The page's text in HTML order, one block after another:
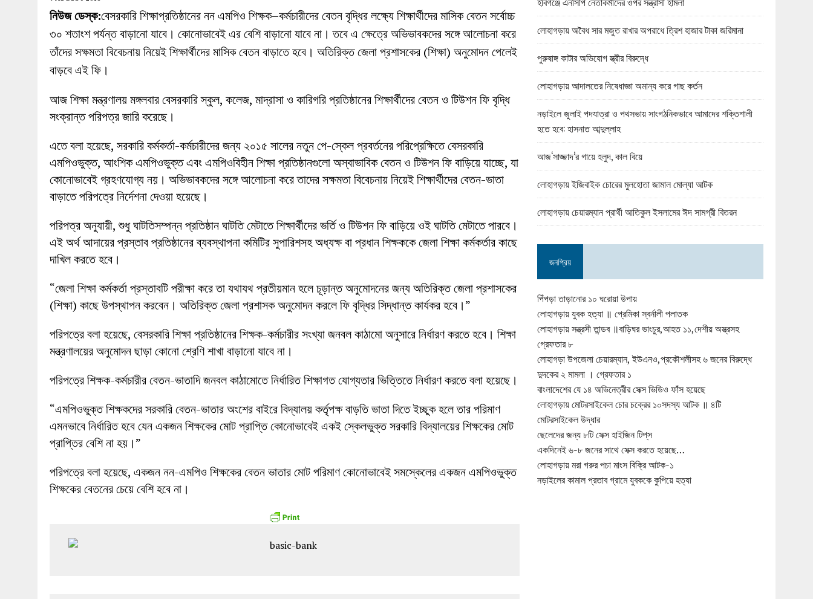
27 MAY 2026 | লোহাগড়ায় চেয়ারম্যান প্রার্থী আতিকুল ইসলামের ঈদ সামগ্রী বিতরন
1 AUGUST 2026 | লোহাগড়ায় জাল দলিলে নামজারি ॥ এসিল্যান্ড অফিসে ভয়াবহ দুর্নীতি
নিউজ ডেস্ক:বেসরকারি শিক্ষাপ্রতিষ্ঠানের নন এমপিও শিক্ষক–কর্মচারীদের বেতন বৃদ্ধির লক্ষ্যে শিক্ষার্থীদের মাসিক বেতন সর্বোচ্চ
৩০ শতাংশ পর্যন্ত বাড়ানো যাবে। কোনোভাবেই এর বেশি বাড়ানো যাবে না। তবে এ ক্ষেত্রে অভিভাবকদের সঙ্গে আলোচনা করে
তাঁদের সক্ষমতা বিবেচনায় নিয়েই শিক্ষার্থীদের মাসিক বেতন বাড়াতে হবে। অতিরিক্ত জেলা প্রশাসকের (শিক্ষা) অনুমোদন পেলেই
বাড়বে এই ফি।
আজ শিক্ষা মন্ত্রণালয় মঙ্গলবার বেসরকারি স্কুল, কলেজ, মাদ্রাসা ও কারিগরি প্রতিষ্ঠানের শিক্ষার্থীদের বেতন ও টিউশন ফি বৃদ্ধি
সংক্রান্ত পরিপত্র জারি করেছে।
এতে বলা হয়েছে, সরকারি কর্মকর্তা-কর্মচারীদের জন্য ২০১৫ সালের নতুন পে-স্কেল প্রবর্তনের পরিপ্রেক্ষিতে বেসরকারি
এমপিওভুক্ত, আংশিক এমপিওভুক্ত এবং এমপিওবিহীন শিক্ষা প্রতিষ্ঠানগুলো অস্বাভাবিক বেতন ও টিউশন ফি বাড়িয়ে যাচ্ছে, যা
কোনোভাবেই গ্রহণযোগ্য নয়। অভিভাবকদের সঙ্গে আলোচনা করে তাদের সক্ষমতা বিবেচনায় নিয়েই শিক্ষার্থীদের বেতন-ভাতা
বাড়াতে পরিপত্রে নির্দেশনা দেওয়া হয়েছে।
পরিপত্র অনুযায়ী, শুধু ঘাটতিসম্পন্ন প্রতিষ্ঠান ঘাটতি মেটাতে শিক্ষার্থীদের ভর্তি ও টিউশন ফি বাড়িয়ে ওই ঘাটতি মেটাতে পারবে।
এই অর্থ আদায়ের প্রস্তাব প্রতিষ্ঠানের ব্যবস্থাপনা কমিটির সুপারিশসহ অধ্যক্ষ বা প্রধান শিক্ষককে জেলা শিক্ষা কর্মকর্তার কাছে
দাখিল করতে হবে।
“জেলা শিক্ষা কর্মকর্তা প্রস্তাবটি পরীক্ষা করে তা যথাযথ প্রতীয়মান হলে চূড়ান্ত অনুমোদনের জন্য অতিরিক্ত জেলা প্রশাসকের
(শিক্ষা) কাছে উপস্থাপন করবেন। অতিরিক্ত জেলা প্রশাসক অনুমোদন করলে ফি বৃদ্ধির সিদ্ধান্ত কার্যকর হবে।”
পরিপত্রে বলা হয়েছে, বেসরকারি শিক্ষা প্রতিষ্ঠানের শিক্ষক-কর্মচারীর সংখ্যা জনবল কাঠামো অনুসারে নির্ধারণ করতে হবে। শিক্ষা
মন্ত্রণালয়ের অনুমোদন ছাড়া কোনো শ্রেণি শাখা বাড়ানো যাবে না।
পরিপত্রে শিক্ষক-কর্মচারীর বেতন-ভাতাদি জনবল কাঠামোতে নির্ধারিত শিক্ষাগত যোগ্যতার ভিত্তিতে নির্ধারণ করতে বলা হয়েছে।
“এমপিওভুক্ত শিক্ষকদের সরকারি বেতন-ভাতার অংশের বাইরে বিদ্যালয় কর্তৃপক্ষ বাড়তি ভাতা দিতে ইচ্ছুক হলে তার পরিমাণ
এমনভাবে নির্ধারিত হবে যেন একজন শিক্ষকের মোট প্রাপ্তি কোনোভাবেই একই স্কেলভুক্ত সরকারি বিদ্যালয়ের শিক্ষকের মোট
প্রাপ্তির বেশি না হয়।”
পরিপত্রে বলা হয়েছে, একজন নন-এমপিও শিক্ষকের বেতন ভাতার মোট পরিমাণ কোনোভাবেই সমস্কেলের একজন এমপিওভুক্ত
শিক্ষকের বেতনের চেয়ে বেশি হবে না।
লোহাগড়ায় অবৈধ সার মজুত রাখার অপরাধে ত্রিশ হাজার টাকা জরিমানা
পুরুষাঙ্গ কাটার অভিযোগ স্ত্রীর বিরুদ্ধে
লোহাগড়ায় আদালতের নিষেধাজ্ঞা অমান্য করে গাছ কর্তন
নড়াইলে জুলাই পদযাত্রা ও পথসভায় সাংগঠনিকভাবে আমাদের শক্তিশালী
হতে হবে: হাসনাত আব্দুল্লাহ
আজ‘সাজ্জাদ’র গায়ে হলুদ, কাল বিয়ে
লোহাগড়ায় ইজিবাইক চোরের মুলহোতা জামাল মোল্যা আটক
লোহাগড়ায় চেয়ারম্যান প্রার্থী আতিকুল ইসলামের ঈদ সামগ্রী বিতরন
জনপ্রিয়
পিঁপড়া তাড়ানোর ১০ ঘরোয়া উপায়
লোহাগড়ায় যুবক হত্যা ॥ প্রেমিকা স্বর্নালী পলাতক
লোহাগড়ায় সন্ত্রসী তান্ডব ॥বাড়িঘর ভাংচুর,আহত ১১,দেশীয় অস্ত্রসহ
গ্রেফতার ৮
লোহাগড়া উপজেলা চেয়ারম্যান, ইউএনও,প্রকৌশলীসহ ৬ জনের বিরুদ্ধে
দুদকের ২ মামলা । গ্রেফতার ১
বাংলাদেশের যে ১৪ অভিনেত্রীর সেক্স ভিডিও ফাঁস হয়েছে
লোহাগড়ায় মোটরসাইকেল চোর চক্রের ১০সদস্য আটক ॥ ৪টি
মোটরসাইকেল উদ্ধার
ছেলেদের জন্য ৮টি সেক্স হাইজিন টিপ্‌স
একদিনেই ৬-৮ জনের সাথে সেক্স করতে হয়েছে…
লোহাগড়ায় মরা গরুর পচা মাংস বিক্রি আটক-১
নড়াইলের কামাল প্রতাব গ্রামে যুবককে কুপিয়ে হত্যা